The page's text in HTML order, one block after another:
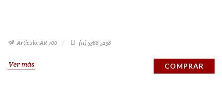
Artículo: AR-700 (11) 5368-5238
Ver más COMPRAR